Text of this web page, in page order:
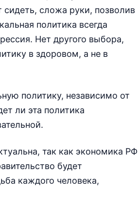
сидеть, сложа руки, позволив
политика всегда
Нет другого выбора,
в здоровом, а не в
политику, независимо от
ли эта политика
так как экономика РФ
будет
каждого человека,